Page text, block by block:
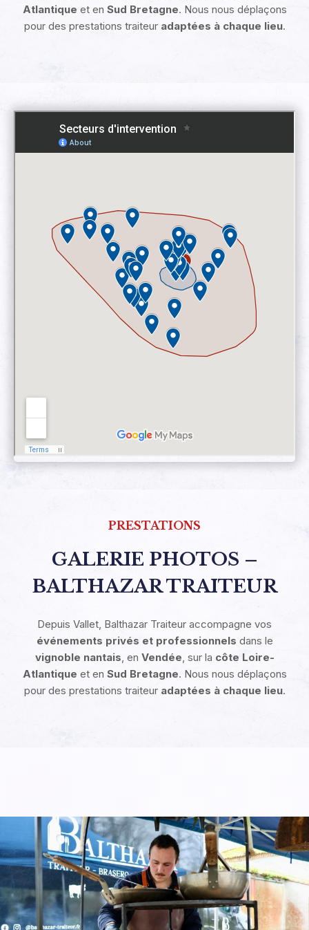
Atlantique et en Sud Bretagne. Nous nous déplaçons
pour des prestations traiteur adaptées à chaque lieu.
PRESTATIONS
GALERIE PHOTOS –
BALTHAZAR TRAITEUR
Depuis Vallet, Balthazar Traiteur accompagne vos
événements privés et professionnels dans le
vignoble nantais, en Vendée, sur la côte Loire-
Atlantique et en Sud Bretagne. Nous nous déplaçons
pour des prestations traiteur adaptées à chaque lieu.